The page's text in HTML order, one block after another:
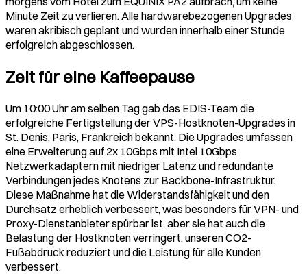
Minute Zeit zu verlieren. Alle hardwarebezogenen Upgrades
waren akribisch geplant und wurden innerhalb einer Stunde
erfolgreich abgeschlossen.
Zeit für eine Kaffeepause
Um 10:00 Uhr am selben Tag gab das EDIS-Team die
erfolgreiche Fertigstellung der VPS-Hostknoten-Upgrades in
St. Denis, Paris, Frankreich bekannt. Die Upgrades umfassen
eine Erweiterung auf 2x 10Gbps mit Intel 10Gbps
Netzwerkadaptern mit niedriger Latenz und redundante
Verbindungen jedes Knotens zur Backbone-Infrastruktur.
Diese Maßnahme hat die Widerstandsfähigkeit und den
Durchsatz erheblich verbessert, was besonders für VPN- und
Proxy-Dienstanbieter spürbar ist, aber sie hat auch die
Belastung der Hostknoten verringert, unseren CO2-
Fußabdruck reduziert und die Leistung für alle Kunden
verbessert.